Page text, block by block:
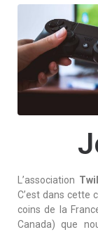
L’association
C’est dans cette
coins de la
Canada) que